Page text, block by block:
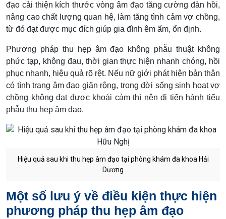
đạo cải thiện kích thước vòng âm đạo tăng cường đàn hồi,
nâng cao chất lượng quan hệ, làm tăng tình cảm vợ chồng,
từ đó đạt được mục đích giúp gia đình êm ấm, ổn định.
Phương pháp thu hẹp âm đạo không phẫu thuật không
phức tạp, không đau, thời gian thực hiện nhanh chóng, hồi
phục nhanh, hiệu quả rõ rệt. Nếu nữ giới phát hiện bản thân
có tình trạng âm đạo giãn rộng, trong đời sống sinh hoạt vợ
chồng không đạt được khoái cảm thì nên đi tiến hành tiểu
phẫu thu hẹp âm đạo.
Hiệu quả sau khi thu hẹp âm đạo tại phòng khám đa khoa Hải
Dương
Một số lưu ý về điều kiện thực hiện
phương pháp thu hẹp âm đạo